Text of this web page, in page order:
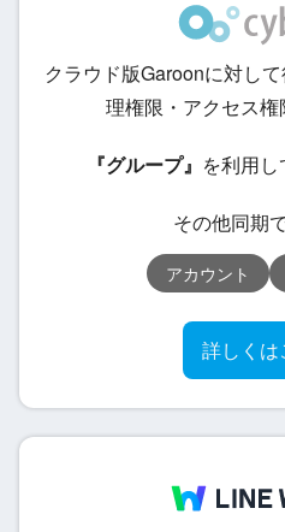
クラウド版Garoonに対し
理権限・アクセス権
『グループ』 を利用
その他同期
アカウント
詳しくは